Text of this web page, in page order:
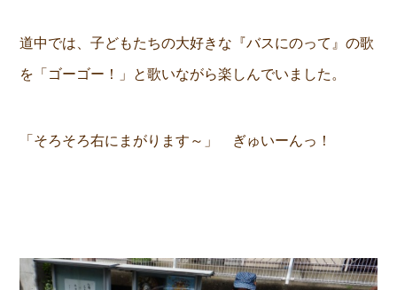
道中では、子どもたちの大好きな『バスにのって』の歌
を「ゴーゴー！」と歌いながら楽しんでいました。
「そろそろ右にまがります～」 ぎゅいーんっ！